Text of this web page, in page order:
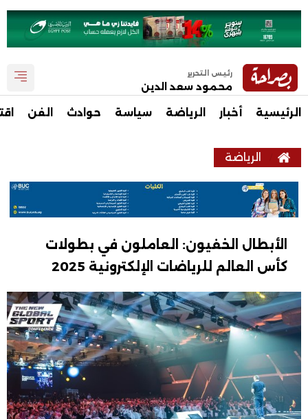
رئيس التحرير
محمود سعد الدين
الرئيسية أخبار الرياضة سياسة حوادث الفن
الرياضة
الأبطال الخفيون: العاملون في بطولات
كأس العالم للرياضات الإلكترونية 2025